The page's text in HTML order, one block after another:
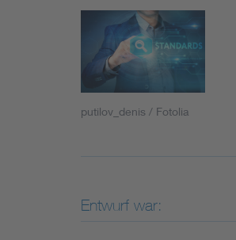
putilov_denis / Fotolia
Entwurf war: